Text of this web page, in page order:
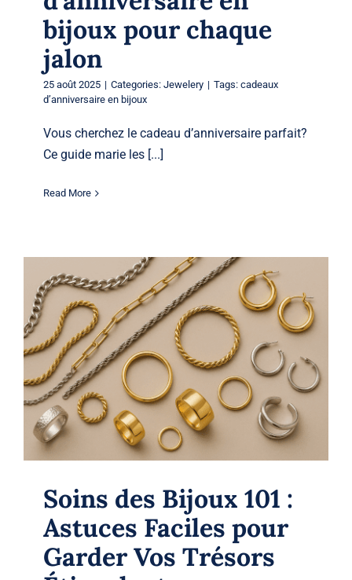
bijoux pour chaque
jalon
25 août 2025 | Categories: Jewelery | Tags: cadeaux
d’anniversaire en bijoux
Vous cherchez le cadeau d’anniversaire parfait?
Ce guide marie les [...]
Read More
Soins des Bijoux 101 : Astuces Faciles
pour Garder Vos Trésors Étincelants
Jewelery
Soins des Bijoux 101 :
Astuces Faciles pour
Garder Vos Trésors